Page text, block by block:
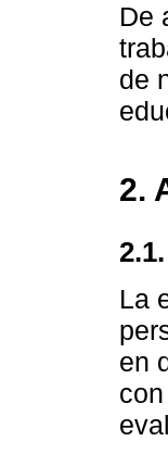
De
de
2.
La
en